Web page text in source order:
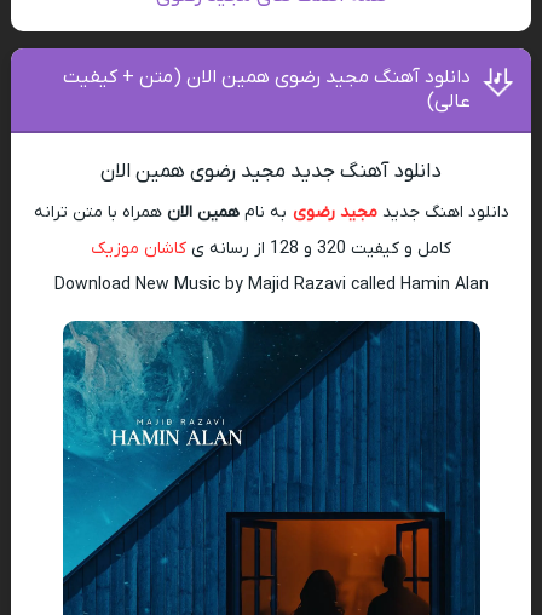
دانلود آهنگ مجید رضوی همین الان (متن + کیفیت
عالی)
دانلود آهنگ جدید مجید رضوی همین الان
دانلود اهنگ جدیدمجید رضوی به نامهمین الان همراه با متن ترانه
کامل و کیفیت 320 و 128 از رسانه ی
کاشان موزیک
Download New Music by Majid Razavi called Hamin Alan